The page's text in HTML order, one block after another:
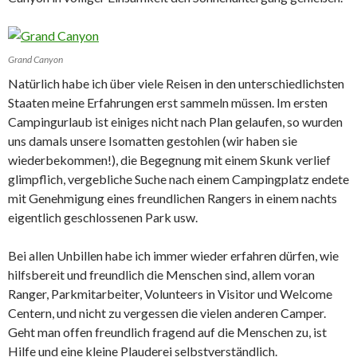
Grand Canyon
Natürlich habe ich über viele Reisen in den unterschiedlichsten
Staaten meine Erfahrungen erst sammeln müssen. Im ersten
Campingurlaub ist einiges nicht nach Plan gelaufen, so wurden
uns damals unsere Isomatten gestohlen (wir haben sie
wiederbekommen!), die Begegnung mit einem Skunk verlief
glimpflich, vergebliche Suche nach einem Campingplatz endete
mit Genehmigung eines freundlichen Rangers in einem nachts
eigentlich geschlossenen Park usw.
Bei allen Unbillen habe ich immer wieder erfahren dürfen, wie
hilfsbereit und freundlich die Menschen sind, allem voran
Ranger, Parkmitarbeiter, Volunteers in Visitor und Welcome
Centern, und nicht zu vergessen die vielen anderen Camper.
Geht man offen freundlich fragend auf die Menschen zu, ist
Hilfe und eine kleine Plauderei selbstverständlich.